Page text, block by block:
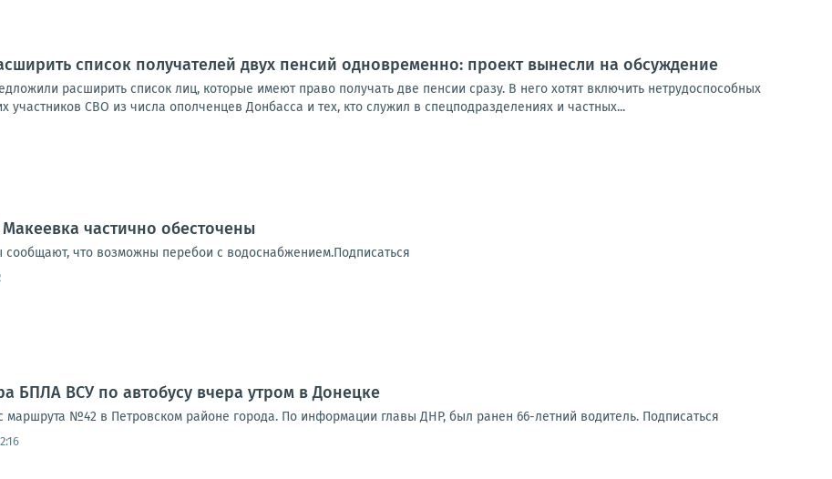
список получателей двух пенсий одновременно: проект вынесли на обсуждение
расширить список лиц, которые имеют право получать две пенсии сразу. В него хотят включить нетрудоспособных
участников СВО из числа ополченцев Донбасса и тех, кто служил в спецподразделениях и частных...
частично обесточены
что возможны перебои с водоснабжением.Подписаться
БПЛА ВСУ по автобусу вчера утром в Донецке
маршрута №42 в Петровском районе города. По информации главы ДНР, был ранен 66-летний водитель. Подписаться